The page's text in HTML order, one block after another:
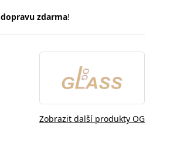
dopravu zdarma!
Zobrazit další produkty OG